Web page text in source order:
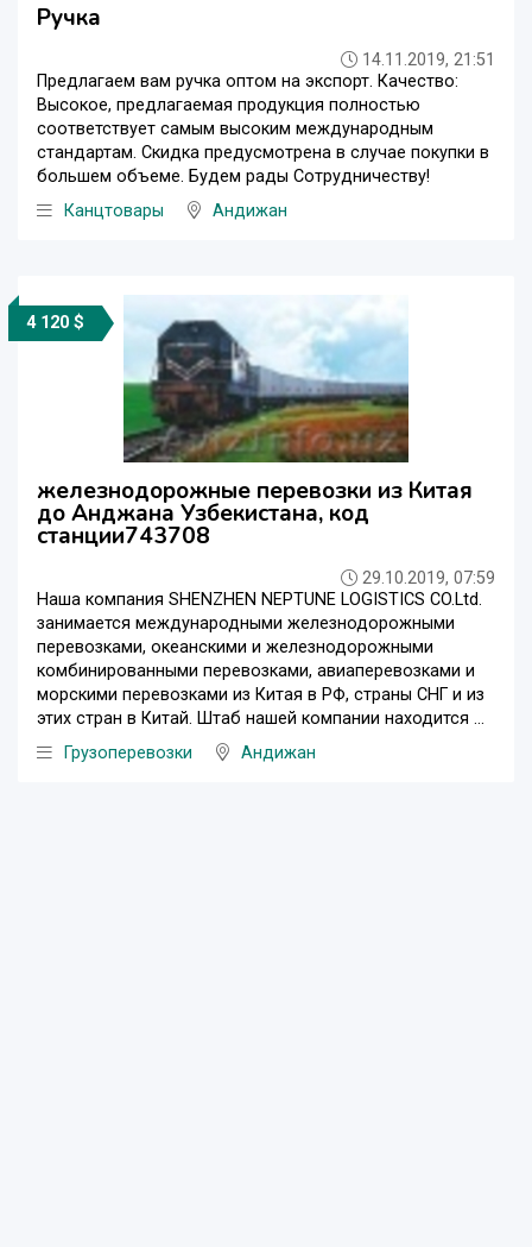
Ручка
14.11.2019, 21:51
Предлагаем вам ручка оптом на экспорт. Качество:
Высокое, предлагаемая продукция полностью
соответствует самым высоким международным
стандартам. Скидка предусмотрена в случае покупки в
большем объеме. Будем рады Сотрудничеству!
Канцтовары
Андижан
4 120 $
железнодорожные перевозки из Китая
до Анджана Узбекистана, код
станции743708
29.10.2019, 07:59
Наша компания SHENZHEN NEPTUNE LOGISTICS CO.Ltd.
занимается международными железнодорожными
перевозками, океанскими и железнодорожными
комбинированными перевозками, авиаперевозками и
морскими перевозками из Китая в РФ, страны СНГ и из
этих стран в Китай. Штаб нашей компании находится ...
Грузоперевозки
Андижан